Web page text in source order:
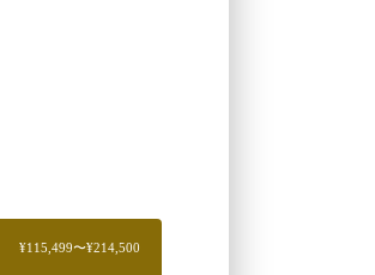
¥115,499〜¥214,500